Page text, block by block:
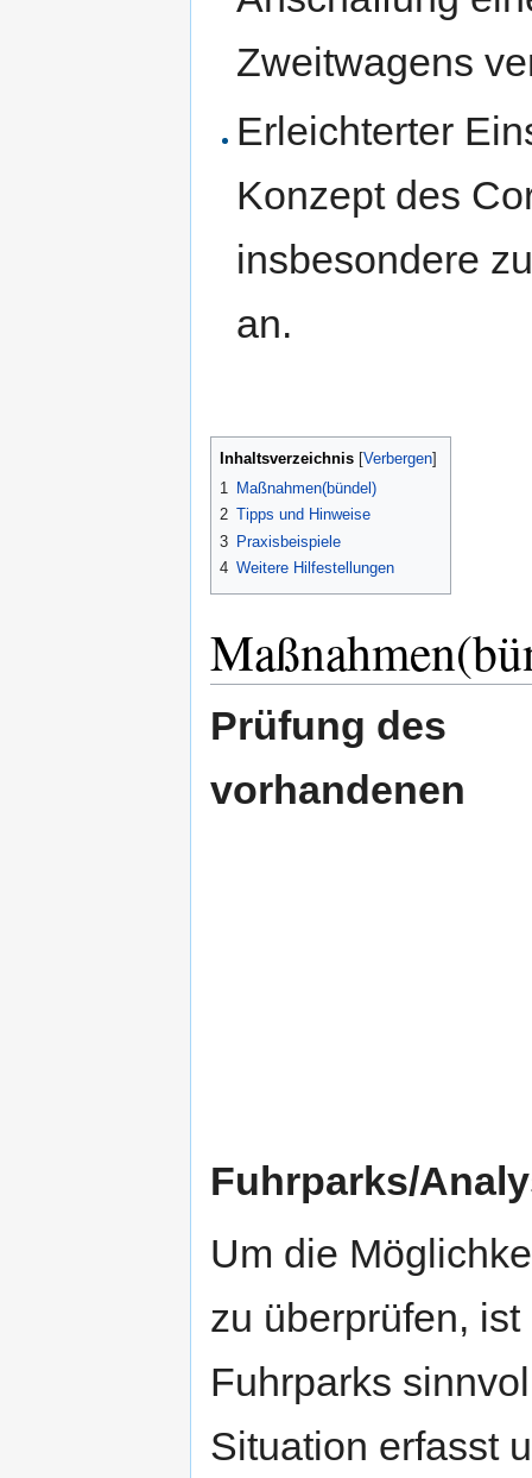
Zweitwagens
Erleichterter
Konzept des
insbesondere
an.
Inhaltsverzeichnis Verbergen
1 Maßnahmen(bündel)
2 Tipps und Hinweise
3 Praxisbeispiele
4 Weitere Hilfestellungen
Prüfung des
vorhandenen
Fuhrparks/
Um die
zu überprüfen,
Fuhrparks
Situation erfasst